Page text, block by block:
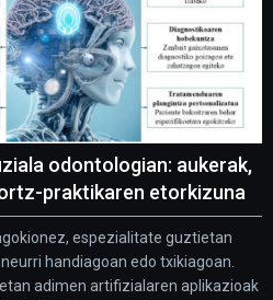
odontologian: aukerak,
praktikaren etorkizuna
espezialitate guztietan
handiagoan edo txikiagoan.
adimen artifizialaren aplikazioak